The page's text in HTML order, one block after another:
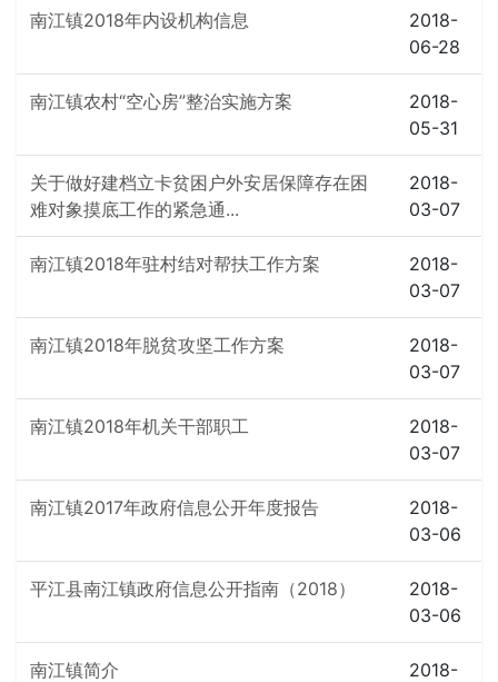
南江镇2018年内设机构信息
2018-
06-28
南江镇农村“空心房”整治实施方案
2018-
05-31
关于做好建档立卡贫困户外安居保障存在困
难对象摸底工作的紧急通...
2018-
03-07
南江镇2018年驻村结对帮扶工作方案
2018-
03-07
南江镇2018年脱贫攻坚工作方案
2018-
03-07
南江镇2018年机关干部职工
2018-
03-07
南江镇2017年政府信息公开年度报告
2018-
03-06
平江县南江镇政府信息公开指南（2018）
2018-
03-06
南江镇简介
2018-